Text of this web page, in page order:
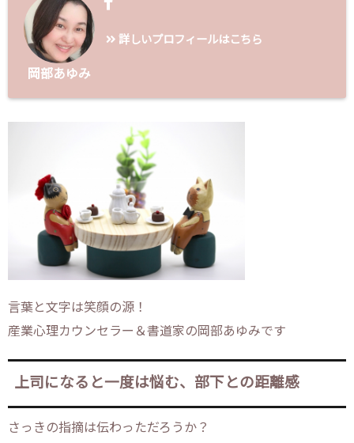
岡部あゆみ
詳しいプロフィールはこちら
言葉と文字は笑顔の源！
産業心理カウンセラー＆書道家の岡部あゆみです
上司になると一度は悩む、部下との距離感
さっきの指摘は伝わっただろうか？